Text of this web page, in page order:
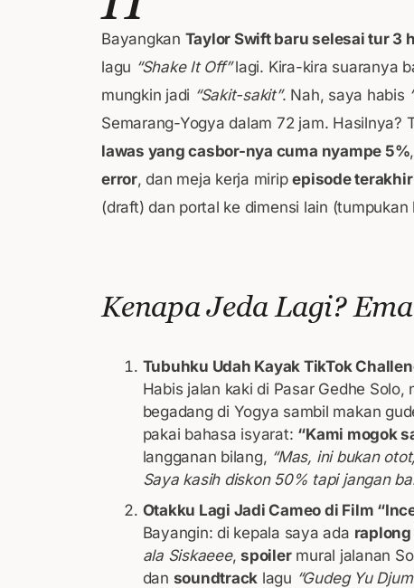
Bayangkan Taylor Swift baru selesai tur 3
lagu “Shake It Off”lagi. Kira-kira suaranya
mungkin jadi “Sakit-sakit”. Nah, saya habis
Semarang-Yogya dalam 72 jam. Hasilnya?
lawas yang casbor-nya cuma nyampe 5%
error, dan meja kerja miripepisode
(draft) dan portal ke dimensi lain (tumpukan
Kenapa Jeda Lagi?
Tubuhku Udah Kayak TikTok
Habis jalan kaki di Pasar Gedhe
begadang di Yogya sambil makan
pakai bahasa isyarat: “Kami mogok
langganan bilang, “Mas, ini bukan
Saya kasih diskon 50% tapi jangan
Otakku Lagi Jadi Cameo di Film
Bayangin: di kepala saya ada raplong
ala Siskaeee,spoilermural jalanan
dan soundtrack lagu “Gudeg Yu